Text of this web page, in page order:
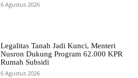
6 Agustus 2026
Legalitas Tanah Jadi Kunci, Menteri
Nusron Dukung Program 62.000 KPR
Rumah Subsidi
6 Agustus 2026